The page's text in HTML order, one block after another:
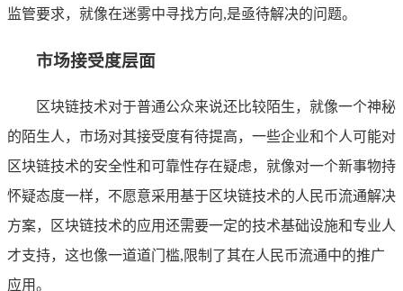
监管要求，就像在迷雾中寻找方向,是亟待解决的问题。
市场接受度层面
区块链技术对于普通公众来说还比较陌生，就像一个神秘
的陌生人，市场对其接受度有待提高，一些企业和个人可能对
区块链技术的安全性和可靠性存在疑虑，就像对一个新事物持
怀疑态度一样，不愿意采用基于区块链技术的人民币流通解决
方案，区块链技术的应用还需要一定的技术基础设施和专业人
才支持，这也像一道道门槛,限制了其在人民币流通中的推广
应用。